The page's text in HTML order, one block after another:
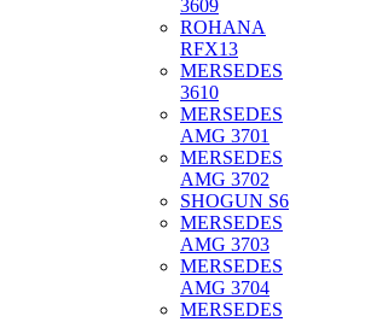
3609
ROHANA
RFX13
MERSEDES
3610
MERSEDES
AMG 3701
MERSEDES
AMG 3702
SHOGUN S6
MERSEDES
AMG 3703
MERSEDES
AMG 3704
MERSEDES